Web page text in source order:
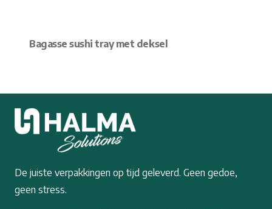
Bagasse sushi tray met deksel
De juiste verpakkingen op tijd geleverd. Geen gedoe,
geen stress.